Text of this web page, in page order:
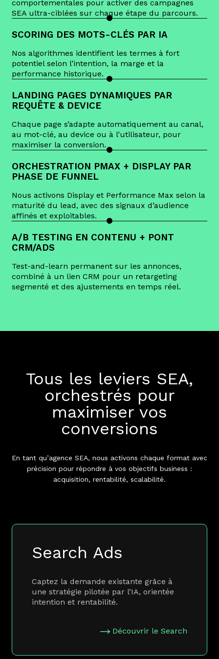
comportementales pour activer des campagnes
SEA ultra-ciblées sur chaque étape du parcours.
SCORING DES MOTS-CLÉS PAR IA
Nos algorithmes identifient les termes à fort
potentiel selon l’intention, la marge et la
performance historique.
LANDING PAGES DYNAMIQUES PAR
REQUÊTE & DEVICE
Chaque page s’adapte automatiquement au canal,
au mot-clé, au device ou à l’utilisateur, pour
maximiser la conversion.
ORCHESTRATION PMAX + DISPLAY PAR
PHASE DE FUNNEL
Nous activons Display et Performance Max selon la
maturité du lead, avec des signaux d’audience
affinés et exploitables.
A/B TESTING EN CONTENU + PONT
CRM/ADS
Test-and-learn permanent sur les annonces,
combiné à un lien CRM pour un retargeting
segmenté et des ajustements en temps réel.
Tous les leviers SEA,
orchestrés pour
maximiser vos
conversions
En tant qu’agence SEA, nous activons chaque format avec
précision pour répondre à vos objectifs business :
acquisition, rentabilité, scalabilité.
Search Ads
Captez la demande existante grâce à
une stratégie pilotée par l’IA, orientée
intention et rentabilité.
Découvrir le Search